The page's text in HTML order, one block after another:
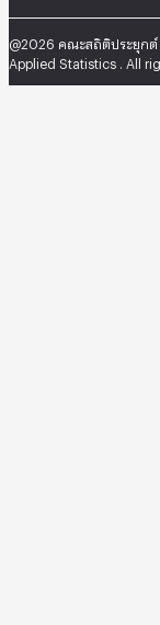
@2026 คณะสถิติประยุก
Applied Statistics . All